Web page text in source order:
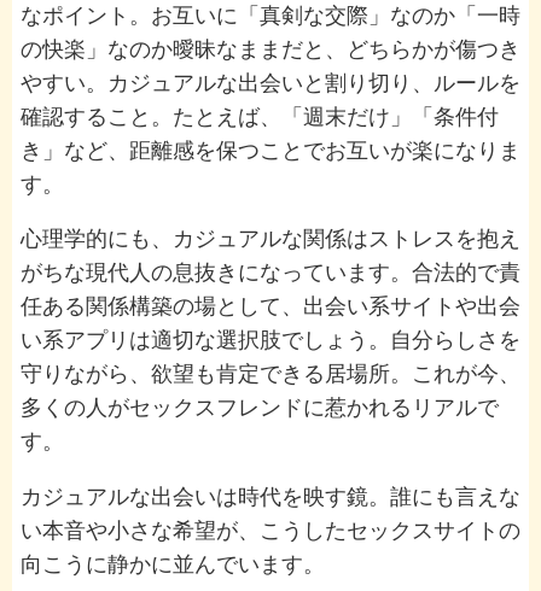
なポイント。お互いに「真剣な交際」なのか「一時
の快楽」なのか曖昧なままだと、どちらかが傷つき
やすい。カジュアルな出会いと割り切り、ルールを
確認すること。たとえば、「週末だけ」「条件付
き」など、距離感を保つことでお互いが楽になりま
す。
心理学的にも、カジュアルな関係はストレスを抱え
がちな現代人の息抜きになっています。合法的で責
任ある関係構築の場として、出会い系サイトや出会
い系アプリは適切な選択肢でしょう。自分らしさを
守りながら、欲望も肯定できる居場所。これが今、
多くの人がセックスフレンドに惹かれるリアルで
す。
カジュアルな出会いは時代を映す鏡。誰にも言えな
い本音や小さな希望が、こうしたセックスサイトの
向こうに静かに並んでいます。